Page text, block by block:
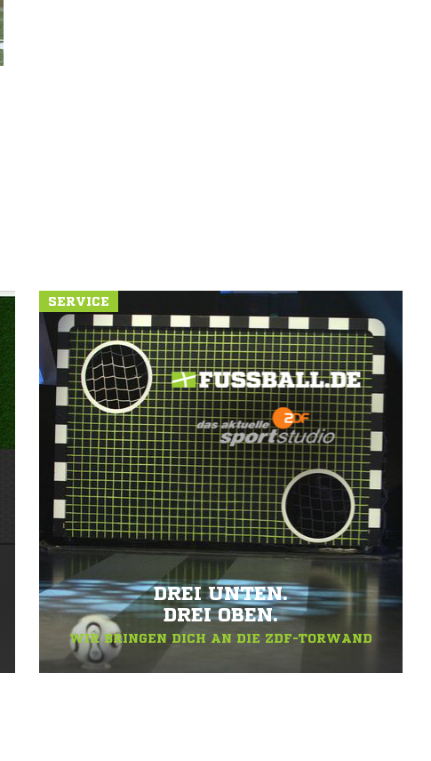
SERVICE
DREI UNTEN.
DREI OBEN.
WIR BRINGEN DICH AN DIE ZDF-TORWAND